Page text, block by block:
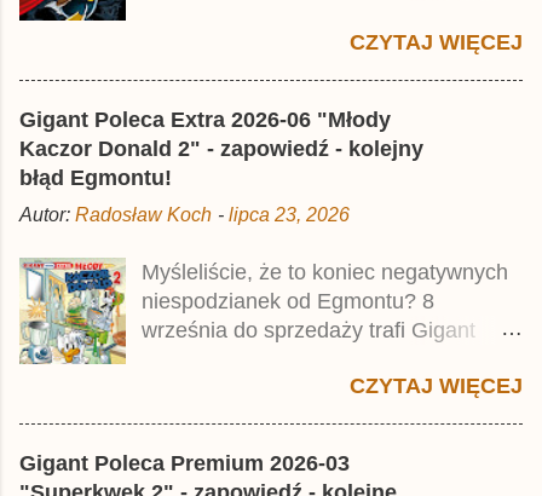
Jest to kolejny 624-stronicowy tom z
wynosi 49,99 zł i zamówicie go także z
rabatem na Egmont.pl . Za przekład
odpowiadał Jacek Drewnowski.
Publikacja jest przedrukiem drugiego
Taschenbuch Phantomias Collection ,
który trafił do sprzedaży pod koniec
2025 roku.
CZYTAJ WIĘCEJ
Gigant Poleca Extra 2026-06 "Młody
Kaczor Donald 2" - zapowiedź - kolejny
błąd Egmontu!
Autor: Radosław Koch - lipca 23, 2026
Myśleliście, że to koniec negatywnych
niespodzianek od Egmontu? 8
września do sprzedaży trafi Gigant
Jednak wbrew temu, na co wskazuje
młodego Kaczora Donalda i jego
CZYTAJ WIĘCEJ
Gigant Poleca Premium 2026-03